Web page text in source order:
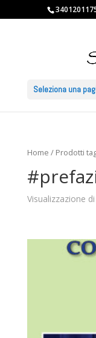
Seleziona una
Home / Prodotti
Visualizzazione